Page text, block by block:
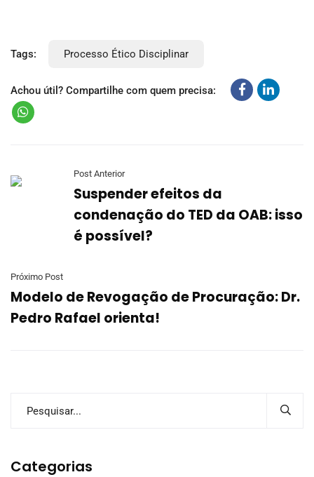
Tags: Processo Ético Disciplinar
Achou útil? Compartilhe com quem precisa:
Post Anterior
Suspender efeitos da
condenação do TED da OAB: isso
é possível?
Próximo Post
Modelo de Revogação de Procuração: Dr.
Pedro Rafael orienta!
Categorias